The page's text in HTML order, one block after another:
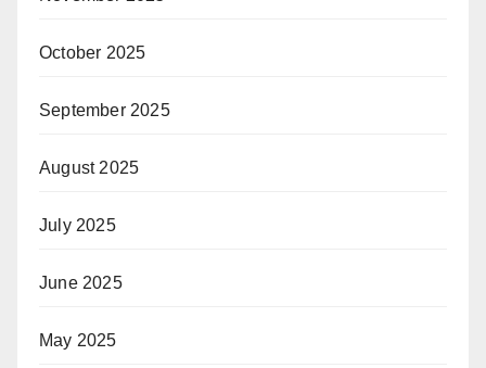
October 2025
September 2025
August 2025
July 2025
June 2025
May 2025